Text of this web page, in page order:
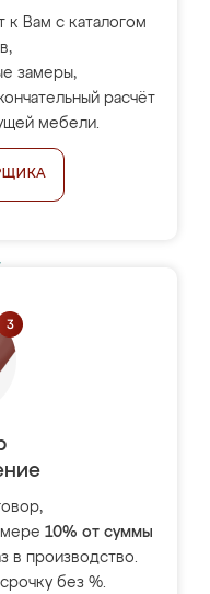
к Вам с каталогом
замеры,
расчёт
мебели.
10% от суммы
в производство.
без %.